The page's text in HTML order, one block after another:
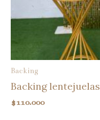
Backing
Backing lentejuelas
$110.000